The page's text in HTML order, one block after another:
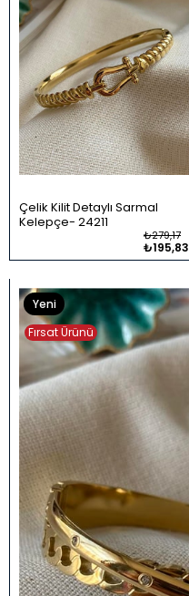
Çelik Kilit Detaylı Sarmal
Kelepçe 24211
₺195,83
₺279,17
Yeni
Ürün
Fırsat Ürünü